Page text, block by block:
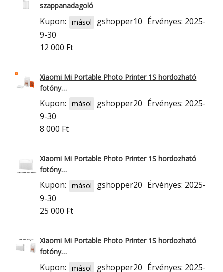
szappanadagoló
Kupon: másol gshopper10 Érvényes: 2025-
9-30
12 000 Ft
Xiaomi Mi Portable Photo Printer 1S hordozható
fotóny…
Kupon: másol gshopper20 Érvényes: 2025-
9-30
8 000 Ft
Xiaomi Mi Portable Photo Printer 1S hordozható
fotóny…
Kupon: másol gshopper20 Érvényes: 2025-
9-30
25 000 Ft
Xiaomi Mi Portable Photo Printer 1S hordozható
fotóny…
Kupon: másol gshopper20 Érvényes: 2025-